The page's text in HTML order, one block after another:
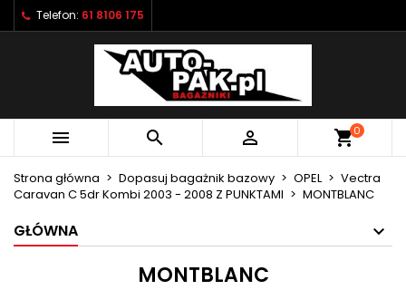
Telefon: 61 8106 175
   shopping_cart0
Strona główna Dopasuj bagażnik bazowy OPEL
Vectra
Caravan C 5dr Kombi 2003 - 2008 Z PUNKTAMI
MONTBLANC
GŁÓWNA
MONTBLANC
Moje listy życzeń ×
Utwórz nową listę
((modalTitle)) ×
((confirmMessage))
((cancelText)) ((modalDeleteText))
Utwórz listę życzeń ×
Nazwa listy życzeń
Anuluj Utwórz listę życzeń
Zaloguj się ×
Musisz być zalogowany by zapisać produkty na
swojej liście życzeń.
Anuluj Zaloguj się